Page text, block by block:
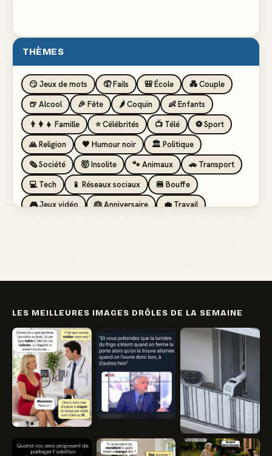
THÈMES
😏 Jeux de mots 🤦 Fails 🎒 École
💑 Couple
🍺 Alcool
🎉 Fête 🌶️ Coquin
👶 Enfants
👨‍👩‍👧 Famille
⭐ Célébrités 📺 Télé
⚽ Sport
🙏 Religion
🖤 Humour noir
🏛️ Politique
🗞️ Société
🤯 Insolite 🐾 Animaux
🚗 Transport
💻 Tech
📱 Réseaux sociaux
🍔 Bouffe
🎮 Jeux vidéo
🎂 Anniversaire
💼 Travail
LES MEILLEURES IMAGES DRÔLES DE LA SEMAINE